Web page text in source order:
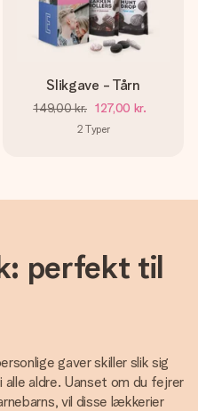
Slikgave - Tårn
149,00 kr. 127,00 kr.
2 Typer
perfekt til
gaver skiller slik sig
aldre. Uanset om du fejrer
vil disse lækkerier